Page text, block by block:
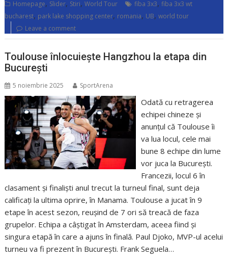
Homepage, Slider, Stiri,World Tour fiba 3x3,fiba 3x3 wt
bucharest, park lake shopping center, romania, UB,world tour
Leave a comment
Toulouse înlocuiește Hangzhou la etapa din
București
5 noiembrie 2025 SportArena
Odată cu retragerea
echipei chineze și
anunțul că Toulouse îi
va lua locul, cele mai
bune 8 echipe din lume
vor juca la București.
Francezii, locul 6 în
clasament și finaliști anul trecut la turneul final, sunt deja
calificați la ultima oprire, în Manama. Toulouse a jucat în 9
etape în acest sezon, reușind de 7 ori să treacă de faza
grupelor. Echipa a câștigat în Amsterdam, aceea fiind și
singura etapă în care a ajuns în finală. Paul Djoko, MVP-ul acelui
turneu va fi prezent în București. Frank Seguela…